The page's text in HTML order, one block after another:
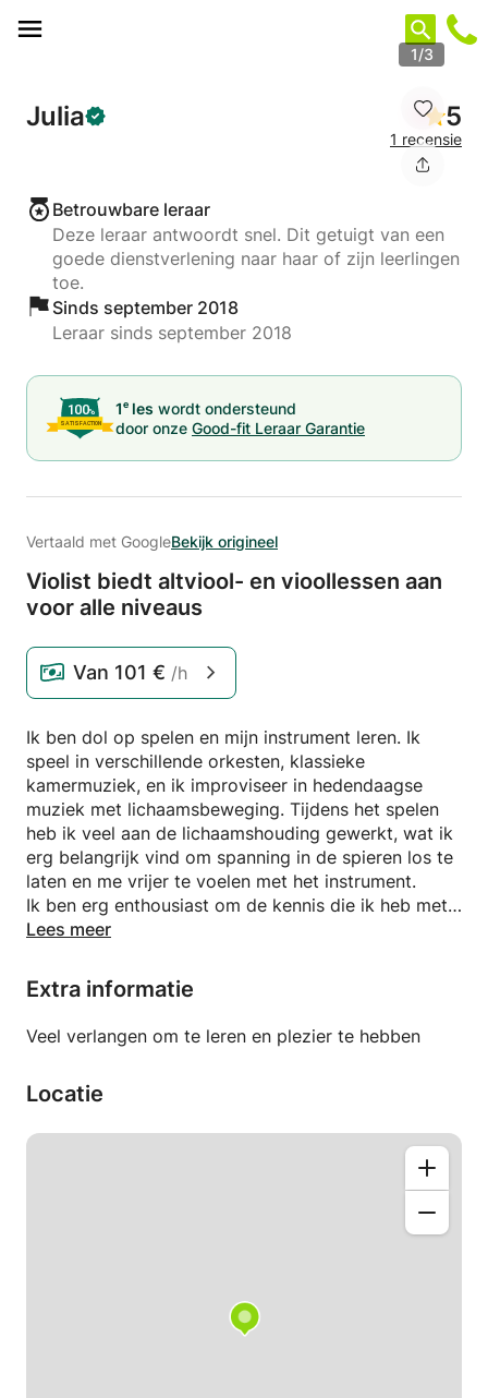
1/3
Julia 5
1 recensie
Betrouwbare leraar
Deze leraar antwoordt snel. Dit getuigt van een
goede dienstverlening naar haar of zijn leerlingen
toe.
Sinds september 2018
Leraar sinds september 2018
1e les wordt ondersteund
door onze Good-fit Leraar Garantie
Vertaald met GoogleBekijk origineel
Violist biedt altviool- en vioollessen aan
voor alle niveaus
Van 101 € /h
Ik ben dol op spelen en mijn instrument leren. Ik
speel in verschillende orkesten, klassieke
kamermuziek, en ik improviseer in hedendaagse
muziek met lichaamsbeweging. Tijdens het spelen
heb ik veel aan de lichaamshouding gewerkt, wat ik
erg belangrijk vind om spanning in de spieren los te
laten en me vrijer te voelen met het instrument.
Ik ben erg enthousiast om de kennis die ik heb met
mijn instrument met u te delen!
Lees meer
Extra informatie
Veel verlangen om te leren en plezier te hebben
Locatie